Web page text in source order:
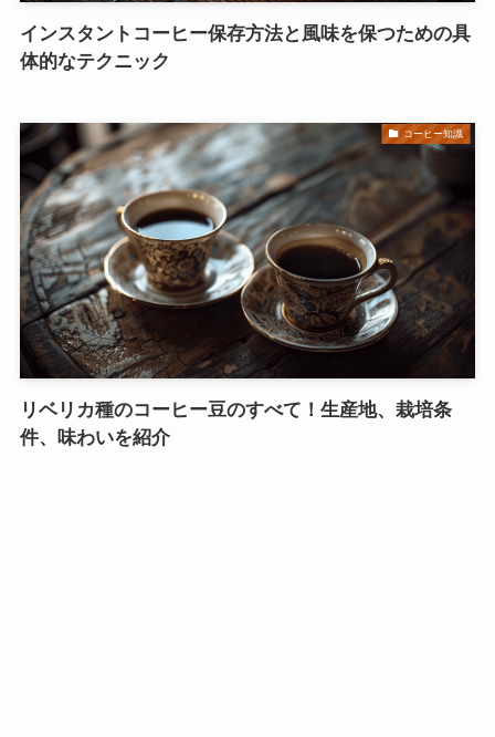
インスタントコーヒー保存方法と風味を保つための具
体的なテクニック
コーヒー知識
リベリカ種のコーヒー豆のすべて！生産地、栽培条
件、味わいを紹介